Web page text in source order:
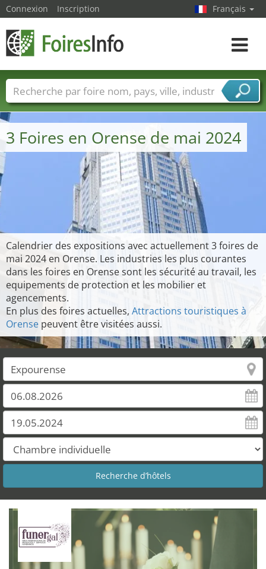
3 Foires en Orense de mai 2024
Calendrier des expositions avec actuellement 3 foires de
mai 2024 en Orense. Les industries les plus courantes
dans les foires en Orense sont les sécurité au travail, les
equipements de protection et les mobilier et
agencements.
En plus des foires actuelles, Attractions touristiques à
Orense peuvent être visitées aussi.
Connexion Inscription Français
Toggle
Foire noms Pays Villes
Secteurs de foire
Secteurs du fournisseur de services